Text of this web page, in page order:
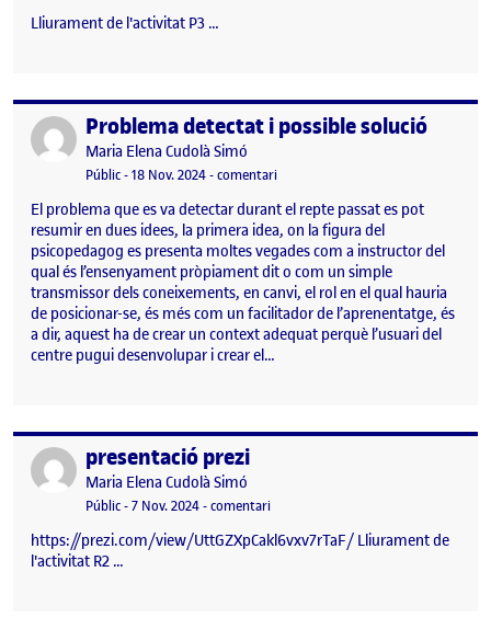
Lliurament de l'activitat P3 …
Publicat perProblema detectat i possible solució
Publicat per
Maria Elena Cudolà Simó
Visibilitat:
Públic-Data de publicació
18 Nov. 2024-comentariel Problema detectat i possible
El problema que es va detectar durant el repte passat es pot
resumir en dues idees, la primera idea, on la figura del
psicopedagog es presenta moltes vegades com a instructor del
qual és l’ensenyament pròpiament dit o com un simple
transmissor dels coneixements, en canvi, el rol en el qual hauria
de posicionar-se, és més com un facilitador de l’aprenentatge, és
a dir, aquest ha de crear un context adequat perquè l’usuari del
centre pugui desenvolupar i crear el…
Publicat perpresentació prezi
Publicat per
Maria Elena Cudolà Simó
Visibilitat:
Públic-Data de publicació
7 Nov. 2024-comentariel presentació prezi
https://prezi.com/view/UttGZXpCakl6vxv7rTaF/ Lliurament de
l'activitat R2 …